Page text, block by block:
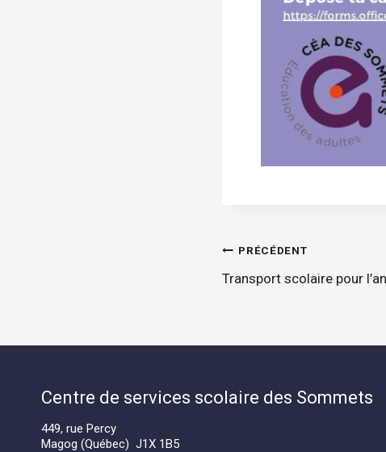
Navigation
l'article
PRÉCÉDENT
Transport scolaire pour
Centre de services scolaire des Sommets
449, rue Percy
Magog (Québec) J1X 1B5